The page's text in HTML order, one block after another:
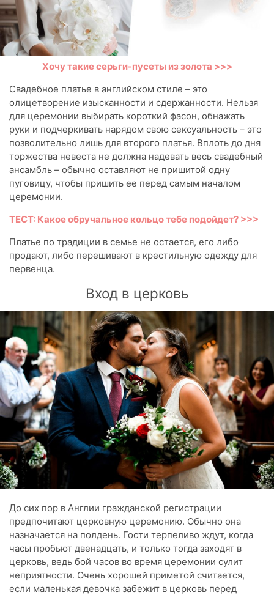
Хочу такие серьги-пусеты из золота >>>
Свадебное платье в английском стиле – это
олицетворение изысканности и сдержанности. Нельзя
для церемонии выбирать короткий фасон, обнажать
руки и подчеркивать нарядом свою сексуальность – это
позволительно лишь для второго платья. Вплоть до дня
торжества невеста не должна надевать весь свадебный
ансамбль – обычно оставляют не пришитой одну
пуговицу, чтобы пришить ее перед самым началом
церемонии.
ТЕСТ: Какое обручальное кольцо тебе подойдет? >>>
Платье по традиции в семье не остается, его либо
продают, либо перешивают в крестильную одежду для
первенца.
Вход в церковь
До сих пор в Англии гражданской регистрации
предпочитают церковную церемонию. Обычно она
назначается на полдень. Гости терпеливо ждут, когда
часы пробьют двенадцать, и только тогда заходят в
церковь, ведь бой часов во время церемонии сулит
неприятности. Очень хорошей приметой считается,
если маленькая девочка забежит в церковь перед